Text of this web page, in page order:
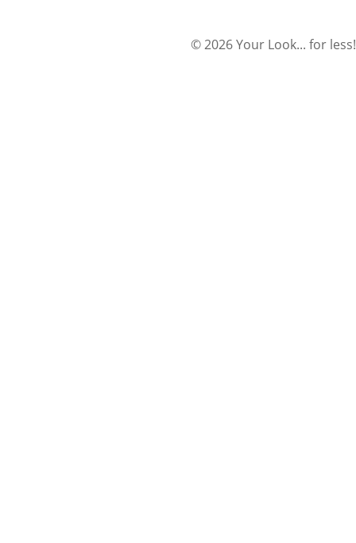
© 2026 Your Look... for less!